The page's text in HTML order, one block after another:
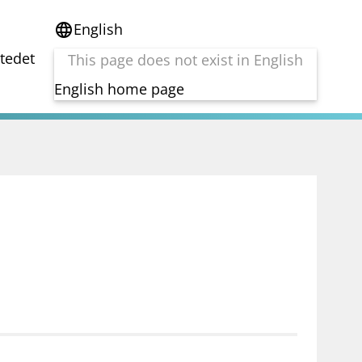
languageEnglish
This page does not exist in English
English home page